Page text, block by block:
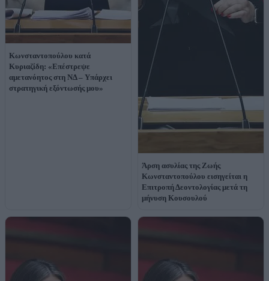
Κωνσταντοπούλου κατά
Κυριαζίδη: «Επέστρεψε
αμετανόητος στη ΝΔ – Υπάρχει
στρατηγική εξόντωσής μου»
Άρση ασυλίας της Ζωής
Κωνσταντοπούλου εισηγείται η
Επιτροπή Δεοντολογίας μετά τη
μήνυση Κουσουλού